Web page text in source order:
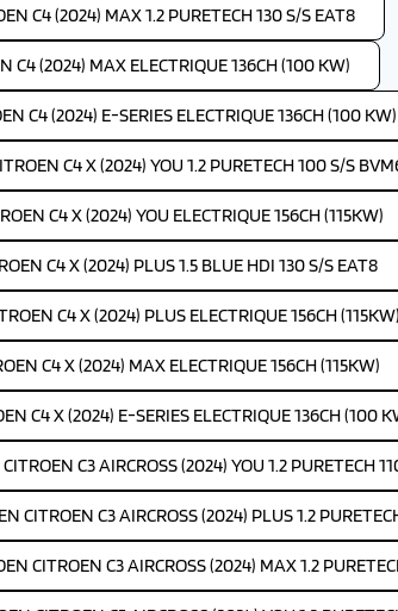
C4 (2024) MAX 1.2 PURETECH 130 S/S EAT8
C4 (2024) MAX ELECTRIQUE 136CH (100 KW)
C4 (2024) E-SERIES ELECTRIQUE 136CH (100 KW)
C4 X (2024) YOU 1.2 PURETECH 100 S/S
C4 X (2024) YOU ELECTRIQUE 156CH (115KW)
C4 X (2024) PLUS 1.5 BLUE HDI 130 S/S EAT8
C4 X (2024) PLUS ELECTRIQUE 156CH (115KW)
C4 X (2024) MAX ELECTRIQUE 156CH (115KW)
C4 X (2024) E-SERIES ELECTRIQUE 136CH (100
C3 AIRCROSS (2024) YOU 1.2 PURETECH
CITROEN C3 AIRCROSS (2024) PLUS 1.2
CITROEN C3 AIRCROSS (2024) MAX 1.2